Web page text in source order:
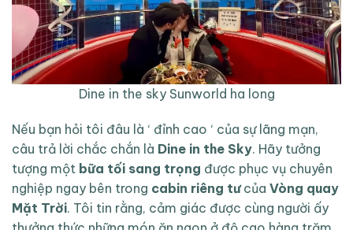
Dine in the sky Sunworld ha long
Nếu bạn hỏi tôi đâu là ‘ đỉnh cao ‘ của sự lãng mạn,
câu trả lời chắc chắn là Dine in the Sky. Hãy tưởng
tượng một bữa tối sang trọng được phục vụ chuyên
nghiệp ngay bên trong cabin riêng tưcủa Vòng quay
Mặt Trời. Tôi tin rằng, cảm giác được cùng người ấy